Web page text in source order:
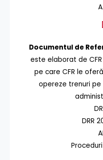
Documentul de
este elaborat de
pe care CFR le
opereze trenuri
DRR